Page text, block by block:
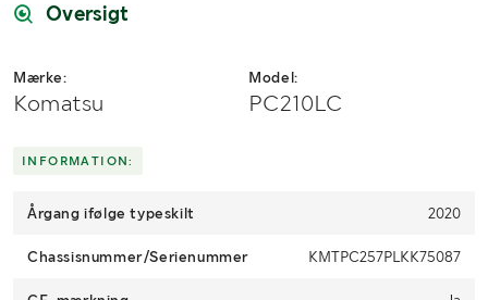
Oversigt
Mærke:
Komatsu
Model:
PC210LC
INFORMATION:
Årgang ifølge typeskilt 2020
Chassisnummer/Serienummer KMTPC257PLKK75087